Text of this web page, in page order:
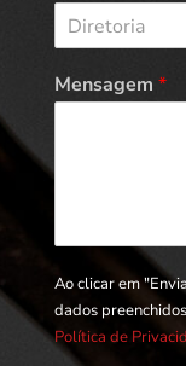
Diretoria
Mensagem *
Ao clicar em
dados
Política de